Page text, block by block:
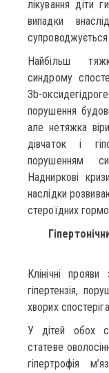
лікування діти
випадки
супроводжується
Найбільш
синдрому
3b-
порушення
але нетяжка
дівчаток і
порушенням
Надниркові
наслідки
стероїдних
Клінічні прояви
гіпертензія,
хворих
У дітей обох
статеве
гіпертрофія